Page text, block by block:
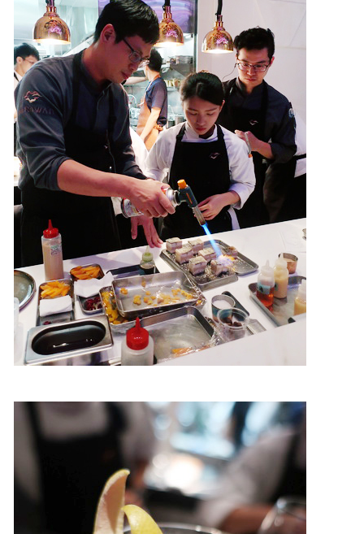
活動實況記錄
媒體報導一覽
合作與代言
訂閱電子報